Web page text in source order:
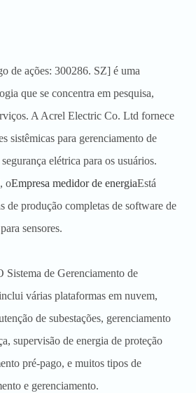
de ações: 300286. SZ] é uma
que se concentra em pesquisa,
A Acrel Electric Co. Ltd fornece
sistêmicas para gerenciamento de
elétrica para os usuários.
oEmpresa medidor de energiaEstá
de produção completas de software de
sensores.
Sistema de Gerenciamento de
várias plataformas em nuvem,
de subestações, gerenciamento
supervisão de energia de proteção
pré-pago, e muitos tipos de
e gerenciamento.